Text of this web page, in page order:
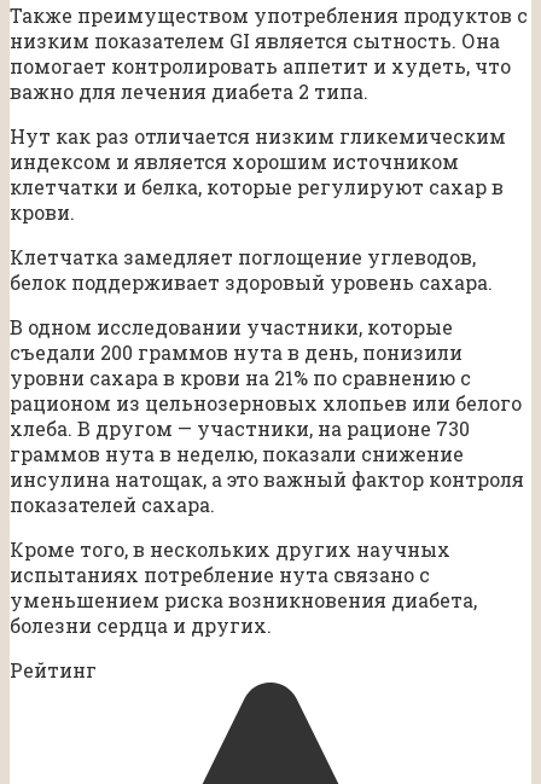
Также преимуществом употребления продуктов с
низким показателем GI является сытность. Она
помогает контролировать аппетит и худеть, что
важно для лечения диабета 2 типа.
Нут как раз отличается низким гликемическим
индексом и является хорошим источником
клетчатки и белка, которые регулируют сахар в
крови.
Клетчатка замедляет поглощение углеводов,
белок поддерживает здоровый уровень сахара.
В одном исследовании участники, которые
съедали 200 граммов нута в день, понизили
уровни сахара в крови на 21% по сравнению с
рационом из цельнозерновых хлопьев или белого
хлеба. В другом — участники, на рационе 730
граммов нута в неделю, показали снижение
инсулина натощак, а это важный фактор контроля
показателей сахара.
Кроме того, в нескольких других научных
испытаниях потребление нута связано с
уменьшением риска возникновения диабета,
болезни сердца и других.
Рейтинг